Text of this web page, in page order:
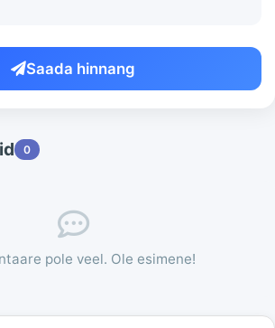
Saada hinnang
0
pole veel. Ole esimene!